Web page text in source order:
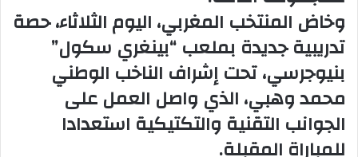
وخاض المنتخب المغربي، اليوم الثلاثاء، حصة
تدريبية جديدة بملعب “بينغري سكول”
بنيوجرسي، تحت إشراف الناخب الوطني
محمد وهبي، الذي واصل العمل على
الجوانب التقنية والتكتيكية استعدادا
للمباراة المقبلة.